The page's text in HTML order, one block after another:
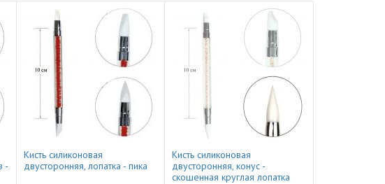
-
Кисть силиконовая
двусторонняя, лопатка - пика
Кисть силиконовая
двусторонняя, конус -
скошенная круглая лопатка